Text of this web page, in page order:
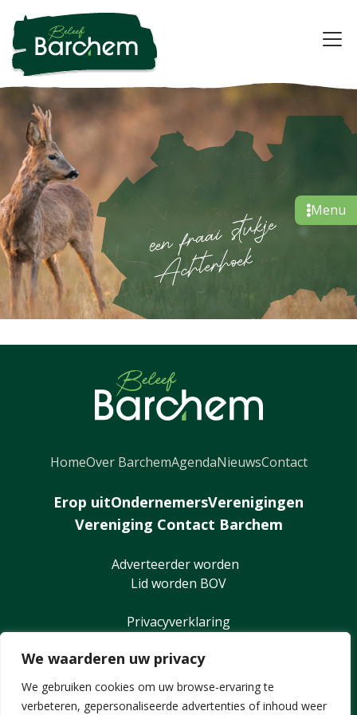
We waarderen uw privacy
We gebruiken cookies om uw browse-ervaring te
verbeteren, gepersonaliseerde advertenties of inhoud weer
HomeOver BarchemAgendaNieuwsContact
Erop uitOndernemersVerenigingen
Vereniging Contact Barchem
Adverteerder worden
Lid worden BOV
Privacyverklaring